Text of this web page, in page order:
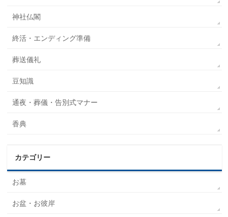
神社仏閣
終活・エンディング準備
葬送儀礼
豆知識
通夜・葬儀・告別式マナー
香典
カテゴリー
お墓
お盆・お彼岸